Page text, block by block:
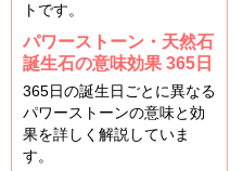
トです。
パワーストーン・天然石
誕生石の意味効果 365日
365日の誕生日ごとに異なる
パワーストーンの意味と効
果を詳しく解説していま
す。